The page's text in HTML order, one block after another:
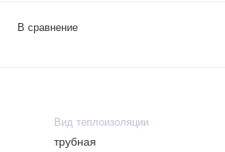
В сравнение
Вид теплоизоляции
трубная